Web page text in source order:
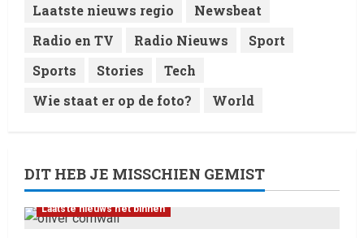
Laatste nieuws regio
Newsbeat
Radio en TV
Radio Nieuws
Sport
Sports
Stories
Tech
Wie staat er op de foto?
World
DIT HEB JE MISSCHIEN GEMIST
Laatste nieuws net binnen